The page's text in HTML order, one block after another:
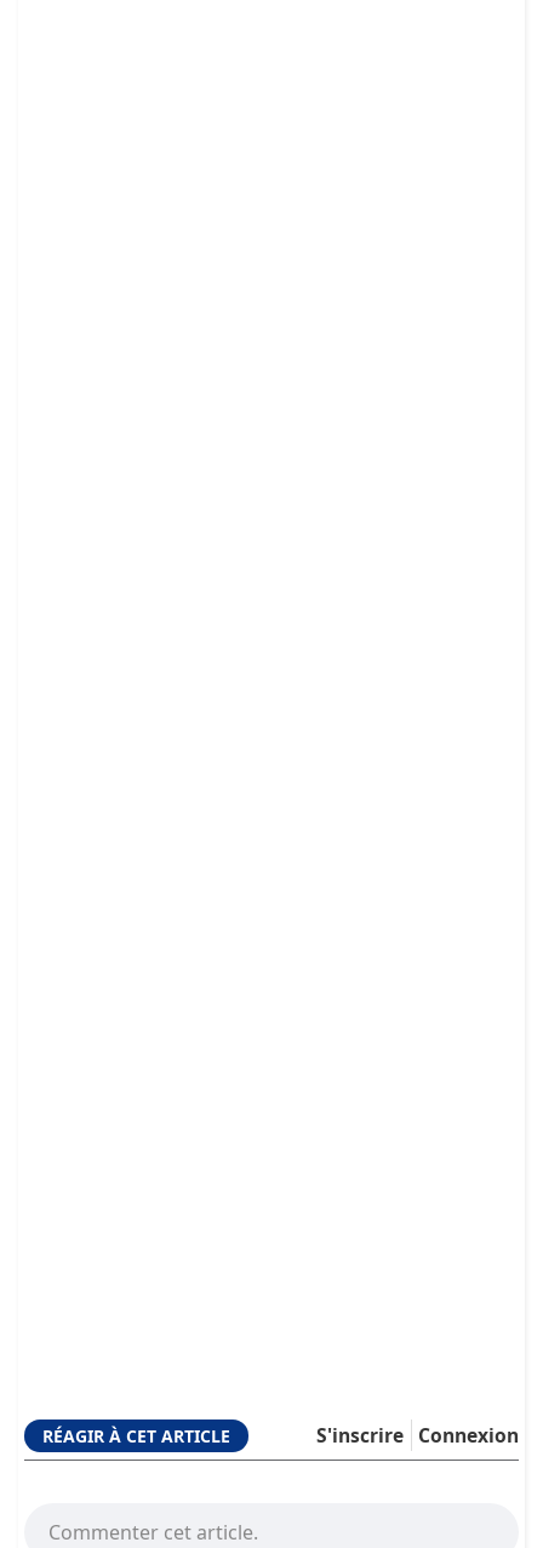
RÉAGIR À CET ARTICLE Connexion
S'inscrire
Commenter cet article.